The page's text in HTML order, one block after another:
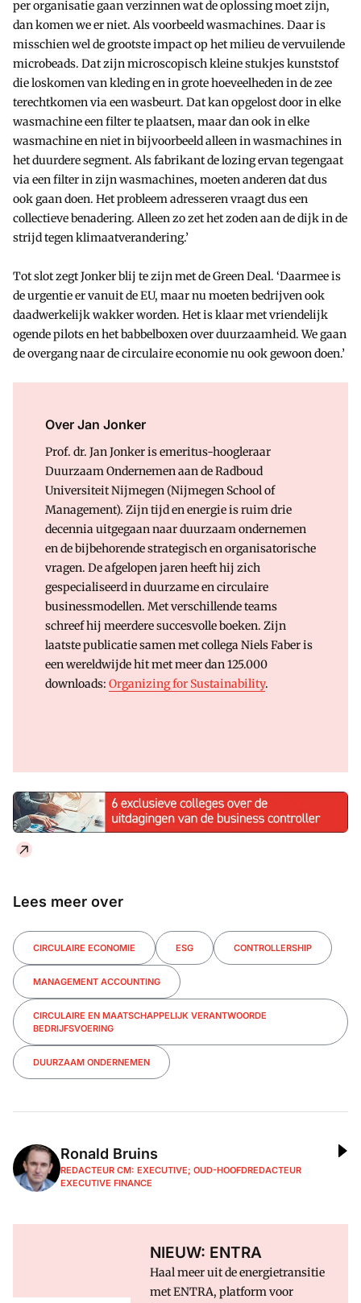
per organisatie gaan verzinnen wat de oplossing moet zijn,
dan komen we er niet. Als voorbeeld wasmachines. Daar is
misschien wel de grootste impact op het milieu de vervuilende
microbeads. Dat zijn microscopisch kleine stukjes kunststof
die loskomen van kleding en in grote hoeveelheden in de zee
terechtkomen via een wasbeurt. Dat kan opgelost door in elke
wasmachine een filter te plaatsen, maar dan ook in elke
wasmachine en niet in bijvoorbeeld alleen in wasmachines in
het duurdere segment. Als fabrikant de lozing ervan tegengaat
via een filter in zijn wasmachines, moeten anderen dat dus
ook gaan doen. Het probleem adresseren vraagt dus een
collectieve benadering. Alleen zo zet het zoden aan de dijk in de
strijd tegen klimaatverandering.’
Tot slot zegt Jonker blij te zijn met de Green Deal. ‘Daarmee is
de urgentie er vanuit de EU, maar nu moeten bedrijven ook
daadwerkelijk wakker worden. Het is klaar met vriendelijk
ogende pilots en het babbelboxen over duurzaamheid. We gaan
de overgang naar de circulaire economie nu ook gewoon doen.’
Over Jan Jonker
Prof. dr. Jan Jonker is emeritus-hoogleraar
Duurzaam Ondernemen aan de Radboud
Universiteit Nijmegen (Nijmegen School of
Management). Zijn tijd en energie is ruim drie
decennia uitgegaan naar duurzaam ondernemen
en de bijbehorende strategisch en organisatorische
vragen. De afgelopen jaren heeft hij zich
gespecialiseerd in duurzame en circulaire
businessmodellen. Met verschillende teams
schreef hij meerdere succesvolle boeken. Zijn
laatste publicatie samen met collega Niels Faber is
een wereldwijde hit met meer dan 125.000
downloads: Organizing for Sustainability.
Lees meer over
CIRCULAIRE ECONOMIE ESG CONTROLLERSHIP
MANAGEMENT ACCOUNTING
CIRCULAIRE EN MAATSCHAPPELIJK VERANTWOORDE
BEDRIJFSVOERING
DUURZAAM ONDERNEMEN
Ronald Bruins
REDACTEUR CM: EXECUTIVE; OUD-HOOFDREDACTEUR
EXECUTIVE FINANCE
NIEUW: ENTRA
Haal meer uit de energietransitie
met ENTRA, platform voor